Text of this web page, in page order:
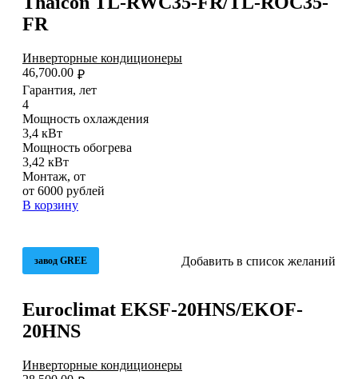
FR
Инверторные кондиционеры
₽
46,700.00
Гарантия, лет
4
Мощность охлаждения
3,4 кВт
Мощность обогрева
3,42 кВт
Монтаж, от
от 6000 рублей
В корзину
завод GREE Добавить в список желаний
Euroclimat EKSF-20HNS/EKOF-
20HNS
Инверторные кондиционеры